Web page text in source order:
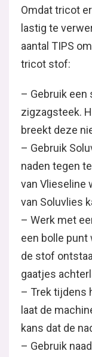
Omdat tricot
lastig te
aantal TIPS
tricot stof:
– Gebruik
zigzagsteek.
breekt deze
– Gebruik
naden tegen
van Vlieseline
van Soluvlies
– Werk met
een bolle punt
de stof
gaatjes
– Trek tijdens
laat de
kans dat de
– Gebruik